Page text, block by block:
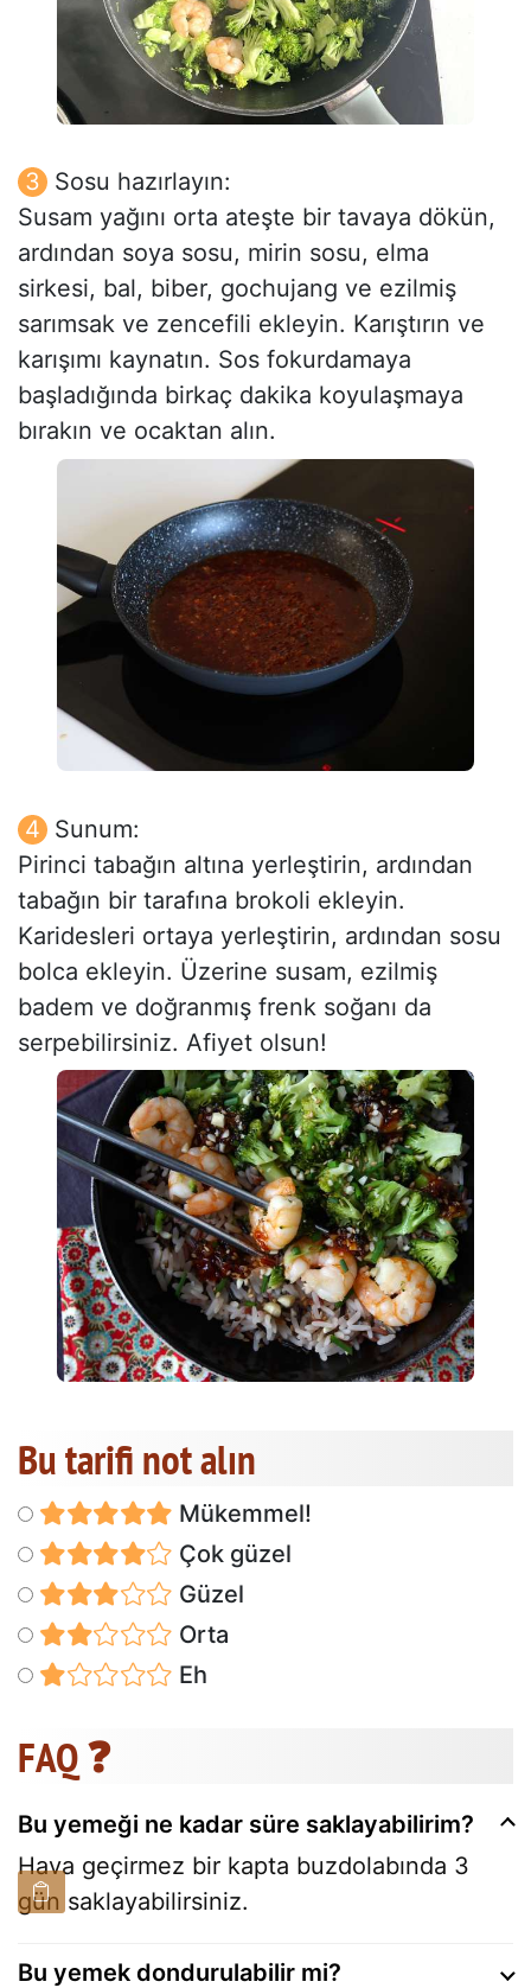
Sosu hazırlayın:
Susam yağını orta ateşte bir tavaya dökün,
ardından soya sosu, mirin sosu, elma
sirkesi, bal, biber, gochujang ve ezilmiş
sarımsak ve zencefili ekleyin. Karıştırın ve
karışımı kaynatın. Sos fokurdamaya
başladığında birkaç dakika koyulaşmaya
bırakın ve ocaktan alın.
Sunum:
Pirinci tabağın altına yerleştirin, ardından
tabağın bir tarafına brokoli ekleyin.
Karidesleri ortaya yerleştirin, ardından sosu
bolca ekleyin. Üzerine susam, ezilmiş
badem ve doğranmış frenk soğanı da
serpebilirsiniz. Afiyet olsun!
Bu tarifi not alın
Mükemmel!
Çok güzel
Güzel
Orta
Eh
FAQ ❓
Bu yemeği ne kadar süre saklayabilirim?
Hava geçirmez bir kapta buzdolabında 3
gün saklayabilirsiniz.
Bu yemek dondurulabilir mi?